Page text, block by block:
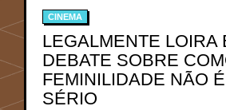
CINEMA
LEGALMENTE LOIRA
DEBATE SOBRE
FEMINILIDADE NÃO
SÉRIO